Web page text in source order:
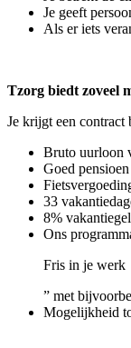
Je geeft
Als er iets
Tzorg biedt zoveel
Je krijgt een
Bruto uurloon
Goed
33
8%
Ons
Fris in je werk
” met
Mogelijkheid